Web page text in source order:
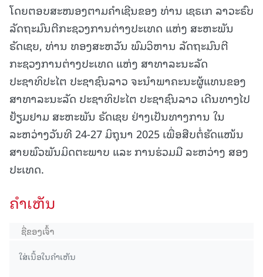
ໂດຍຕອບສະໜອງຕາມຄໍາເຊີນຂອງ ທ່ານ ເຊຣເກ ລາວະຣົບ
ລັດຖະມົນຕີກະຊວງການຕ່າງປະເທດ ແຫ່ງ ສະຫະພັນ
ຣັດເຊຍ, ທ່ານ ທອງສະຫວັນ ພົມວິຫານ ລັດຖະມົນຕີ
ກະຊວງການຕ່າງປະເທດ ແຫ່ງ ສາທາລະນະລັດ
ປະຊາທິປະໄຕ ປະຊາຊົນລາວ ຈະນໍາພາຄະນະຜູ້ແທນຂອງ
ສາທາລະນະລັດ ປະຊາທິປະໄຕ ປະຊາຊົນລາວ ເດີນທາງໄປ
ຢ້ຽມຢາມ ສະຫະພັນ ຣັດເຊຍ ຢ່າງເປັນທາງການ ໃນ
ລະຫວ່າງວັນທີ 24-27 ມິຖຸນາ 2025 ເພື່ອສືບຕໍ່ຮັດແໜ້ນ
ສາຍພົວພັນມິດຕະພາບ ແລະ ການຮ່ວມມື ລະຫວ່າງ ສອງ
ປະເທດ.
ຄໍາເຫັນ